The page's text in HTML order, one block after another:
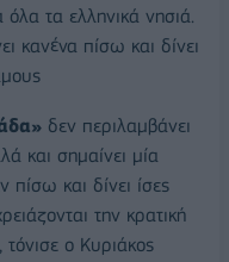
όλα τα ελληνικά νησιά.
κανένα πίσω και δίνει
δεν περιλαμβάνει
και σημαίνει μία
και δίνει ίσες
την κρατική
ο Κυριάκος